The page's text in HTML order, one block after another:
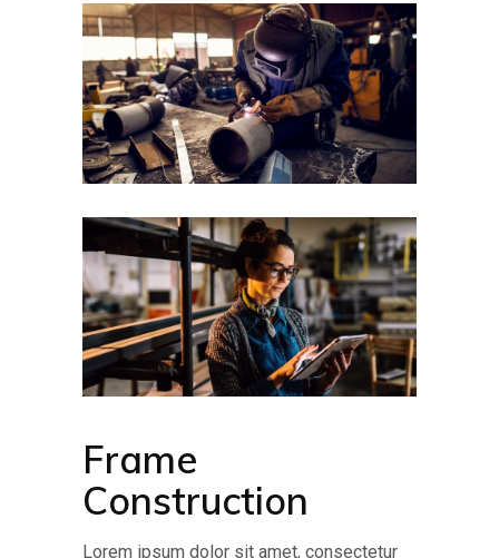
Frame
Construction
Lorem ipsum dolor sit amet, consectetur